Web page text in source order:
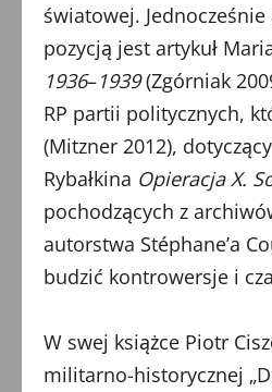
światowej.
pozycją jest artykuł
1936–1939(Zgórniak
RP partii politycznych,
(Mitzner 2012),
Rybałkina Opieracja X.
pochodzących z
autorstwa Stéphane’a
budzić kontrowersje i
W swej książce Piotr
militarno-historycznej